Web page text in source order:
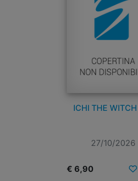
ICHI THE
27/10/2026
€ 6,90